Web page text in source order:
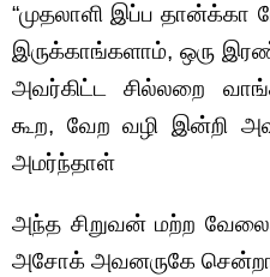
“முதலாளி இப்ப
இருக்காங்களாம், ஒரு
அவர்கிட்ட சில்லறை
கூற, வேற வழி இன்றி
அமர்ந்தாள்
அந்த சிறுவன் மற்ற
அசோக் அவனருகே